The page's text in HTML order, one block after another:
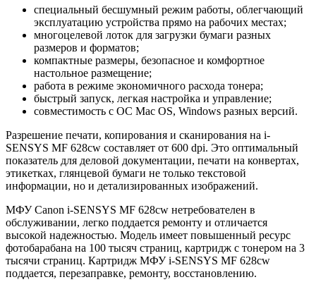
специальный бесшумный режим работы, облегчающий
эксплуатацию устройства прямо на рабочих местах;
многоцелевой лоток для загрузки бумаги разных
размеров и форматов;
компактные размеры, безопасное и комфортное
настольное размещение;
работа в режиме экономичного расхода тонера;
быстрый запуск, легкая настройка и управление;
совместимость с ОС Mac OS, Windows разных версий.
Разрешение печати, копирования и сканирования на i-
SENSYS MF 628cw составляет от 600 dpi. Это оптимальный
показатель для деловой документации, печати на конвертах,
этикетках, глянцевой бумаги не только текстовой
информации, но и детализированных изображений.
МФУ Canon i-SENSYS MF 628cw нетребователен в
обслуживании, легко поддается ремонту и отличается
высокой надежностью. Модель имеет повышенный ресурс
фотобарабана на 100 тысяч страниц, картридж с тонером на 3
тысячи страниц. Картридж МФУ i-SENSYS MF 628cw
поддается, перезаправке, ремонту, восстановлению.